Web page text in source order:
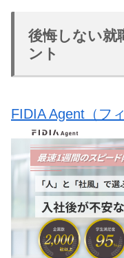
後悔しない就
ント
FIDIA Agent（フ